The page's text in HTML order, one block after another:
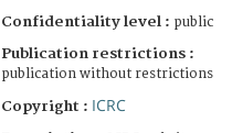
Confidentiality level : public
Publication restrictions :
publication without restrictions
Copyright : ICRC